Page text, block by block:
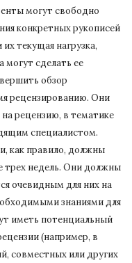
могут свободно
конкретных рукописей
текущая нагрузка,
могут сделать ее
обзор
рецензированию. Они
рецензию, в тематике
специалистом.
как правило, должны
трех недель. Они должны
очевидным для них на
знаниями для
иметь потенциальный
(например, в
, совместных или других